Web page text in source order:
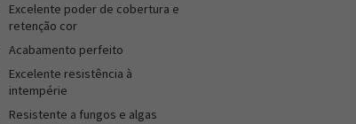
Excelente poder de cobertura e
retenção cor
Acabamento perfeito
Excelente resistência à
intempérie
Resistente a fungos e algas